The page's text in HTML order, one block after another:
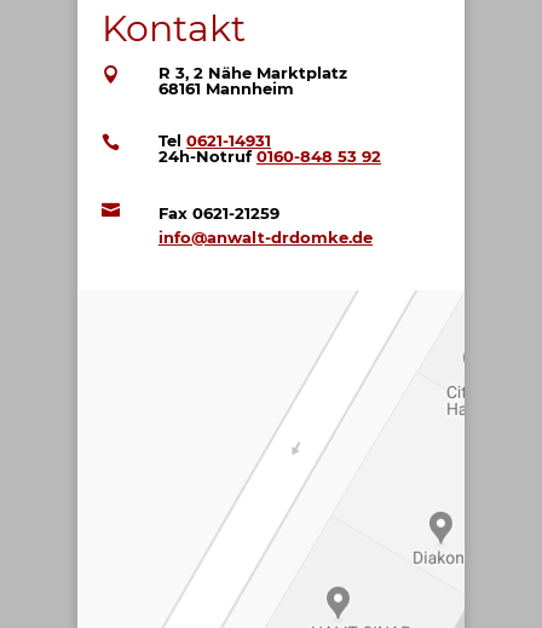
Kontakt

R 3, 2 Nähe Marktplatz
68161 Mannheim
 Tel 0621-14931
24h-Notruf0160-848 53 92
 Fax 0621-21259
info@anwalt-drdomke.de